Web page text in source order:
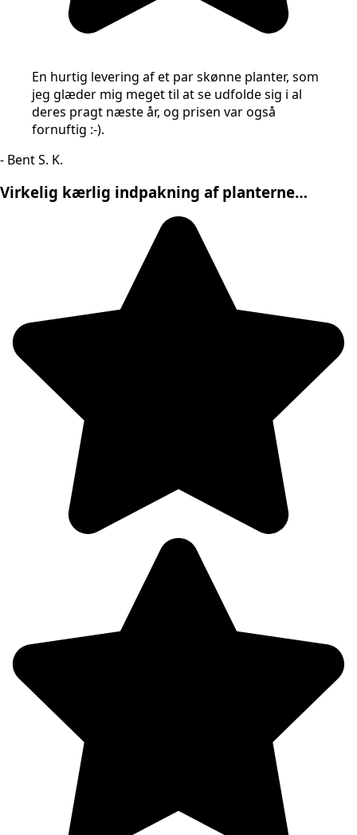
En hurtig levering af et par skønne planter, som
jeg glæder mig meget til at se udfolde sig i al
deres pragt næste år, og prisen var også
fornuftig :-).
- Bent S. K.
Virkelig kærlig indpakning af planterne…